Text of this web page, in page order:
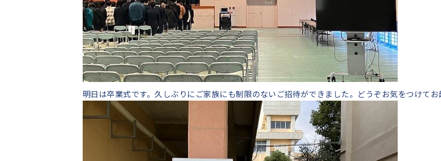
明日は卒業式です。久しぶりにご家族にも制限のないご招待ができました。どうぞお気をつけてお